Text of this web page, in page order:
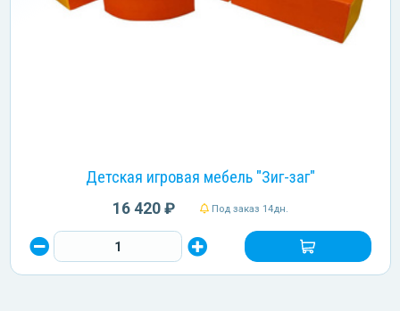
Детская игровая мебель "Зиг-заг"
16 420 ₽ Под заказ 14дн.